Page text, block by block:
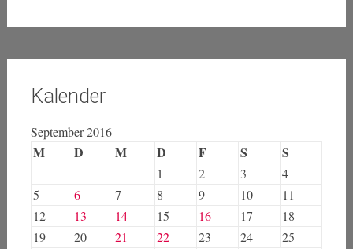
Kalender
September 2016
M D M D F S S
1 2 3
4
5
6 7 8 9 10
11
12
13 14 15 16 17
18
19
20 21 22 23 24
25